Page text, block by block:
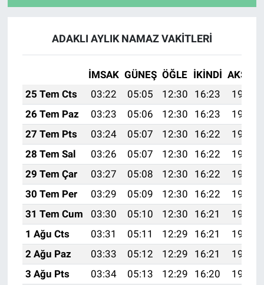
ADAKLI AYLIK NAMAZ VAKITLERI
İMSAK GÜNEŞ ÖĞLE İKINDI AKŞAM
25 Tem Cts
03:22 05:05 12:30 16:23
19:44
26 Tem Paz
03:23 05:06 12:30 16:23
19:44
27 Tem Pts
03:24 05:07 12:30 16:22
19:43
28 Tem Sal
03:26 05:07 12:30 16:22
19:42
29 Tem Çar
03:27 05:08 12:30 16:22
19:41
30 Tem Per
03:29 05:09 12:30 16:22
19:40
31 Tem Cum
03:30 05:10 12:30 16:21
19:39
1 Ağu Cts
03:31 05:11 12:29 16:21
19:38
2 Ağu Paz
03:33 05:12 12:29 16:21
19:37
3 Ağu Pts
03:34 05:13 12:29 16:20
19:36